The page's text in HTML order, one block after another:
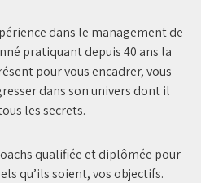
dans le management de
pratiquant depuis 40 ans la
pour vous encadrer, vous
dans son univers dont il
les secrets.
qualifiée et diplômée pour
qu’ils soient, vos objectifs.